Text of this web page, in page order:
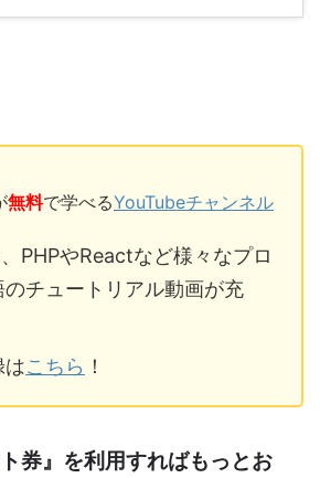
無料で学べるYouTubeチャンネル
PHPやReactなど様々なプロ
チュートリアル動画が充
はこちら ！
券』を利用すればもっとお